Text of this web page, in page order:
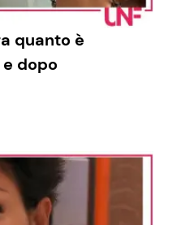
quanto è
dopo